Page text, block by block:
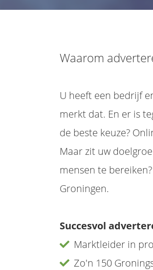
Waarom
U heeft een bedrijf
merkt dat. En er is
de beste keuze?
Maar zit uw
mensen te
Groningen.
Succesvol
Marktleider in
Zo'n 150